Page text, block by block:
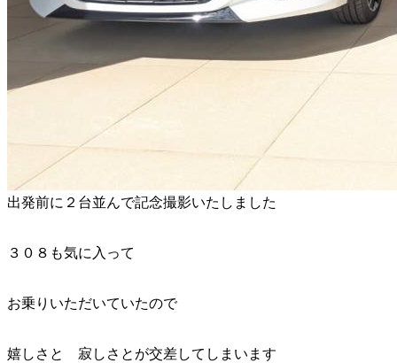
出発前に２台並んで記念撮影いたしました
３０８も気に入って
お乗りいただいていたので
嬉しさと 寂しさとが交差してしまいます